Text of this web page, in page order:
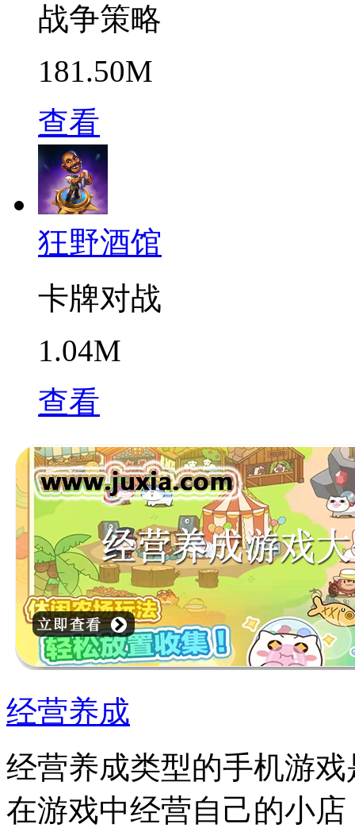
战争策略
181.50M
查看
狂野酒馆
卡牌对战
1.04M
查看
经营养成
经营养成类型的手机游
在游戏中经营自己的小